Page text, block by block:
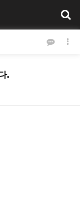
.